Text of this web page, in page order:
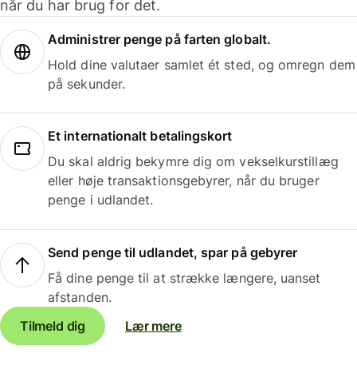
når du har brug for det.
Administrer penge på farten globalt.
Hold dine valutaer samlet ét sted, og omregn dem
på sekunder.
Et internationalt betalingskort
Du skal aldrig bekymre dig om vekselkurstillæg
eller høje transaktionsgebyrer, når du bruger
penge i udlandet.
Send penge til udlandet, spar på gebyrer
Få dine penge til at strække længere, uanset
afstanden.
Tilmeld dig
Lær mere